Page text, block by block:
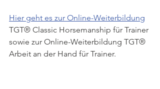
Hier geht es zur Online-Weiterbildung
TGT® Classic Horsemanship für Trainer
sowie zur Online-Weiterbildung TGT®
Arbeit an der Hand für Trainer.